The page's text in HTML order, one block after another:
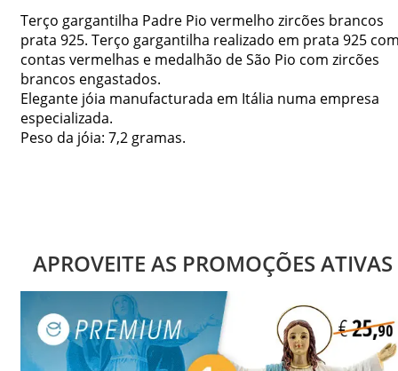
Terço gargantilha Padre Pio vermelho zircões brancos
prata 925. Terço gargantilha realizado em prata 925
contas vermelhas e medalhão de São Pio com zircões
brancos engastados.
Elegante jóia manufacturada em Itália numa empresa
especializada.
Peso da jóia: 7,2 gramas.
APROVEITE AS PROMOÇÕES ATIVAS